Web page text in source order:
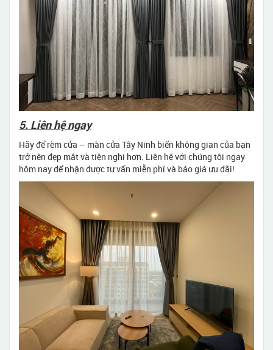
5. Liên hệ ngay
Hãy để rèm cửa – màn cửa Tây Ninh biến không gian của bạn
trở nên đẹp mắt và tiện nghi hơn. Liên hệ với chúng tôi ngay
hôm nay để nhận được tư vấn miễn phí và báo giá ưu đãi!